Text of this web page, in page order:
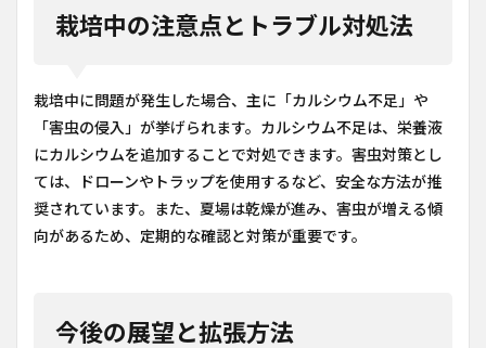
栽培中の注意点とトラブル対処法
栽培中に問題が発生した場合、主に「カルシウム不足」や
「害虫の侵入」が挙げられます。カルシウム不足は、栄養液
にカルシウムを追加することで対処できます。害虫対策とし
ては、ドローンやトラップを使用するなど、安全な方法が推
奨されています。また、夏場は乾燥が進み、害虫が増える傾
向があるため、定期的な確認と対策が重要です。
今後の展望と拡張方法